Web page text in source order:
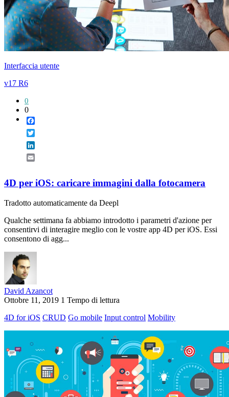
Interfaccia utente
v17 R6
0
0
4D per iOS: caricare immagini dalla fotocamera
Tradotto automaticamente da Deepl
Qualche settimana fa abbiamo introdotto i parametri d'azione per
consentirvi di interagire meglio con le vostre app 4D per iOS. Essi
consentono di agg...
David Azancot
Ottobre 11, 2019 1 Tempo di lettura
4D for iOS CRUD Go mobile Input control Mobility